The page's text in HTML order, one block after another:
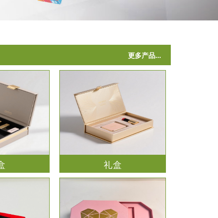
更多产品...
礼盒